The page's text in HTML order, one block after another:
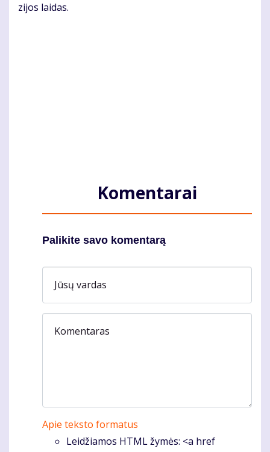
zi­jos lai­das.
Komentarai
Palikite savo komentarą
Jūsų vardas
Komentaras
Apie teksto formatus
Leidžiamos HTML žymės: <a href